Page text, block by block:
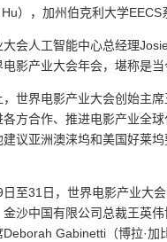
），加州伯克利大学
会人工智能中心总经理
影产业大会年会，堪称是
世界电影产业大会创始主
方合作、推进电影产业全
议亚洲澳涞坞和美国好莱
至31日，世界电影产业大
金沙中国有限公司总裁王英
Deborah Gabinetti（博拉·